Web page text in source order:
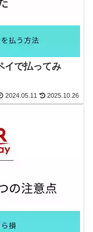
イで払ってみ
2024.05.11 2025.10.26